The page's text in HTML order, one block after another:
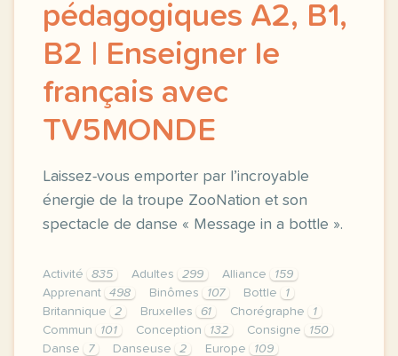
pédagogiques A2, B1,
B2 | Enseigner le
français avec
TV5MONDE
Laissez-vous emporter par l’incroyable
énergie de la troupe ZooNation et son
spectacle de danse « Message in a bottle ».
Activité 835 Adultes 299 Alliance
159
Apprenant
498 Binômes 107 Bottle
1
Britannique
2 Bruxelles 61 Chorégraphe
1
Commun
101 Conception 132 Consigne
150
Danse
7 Danseuse 2 Europe
109